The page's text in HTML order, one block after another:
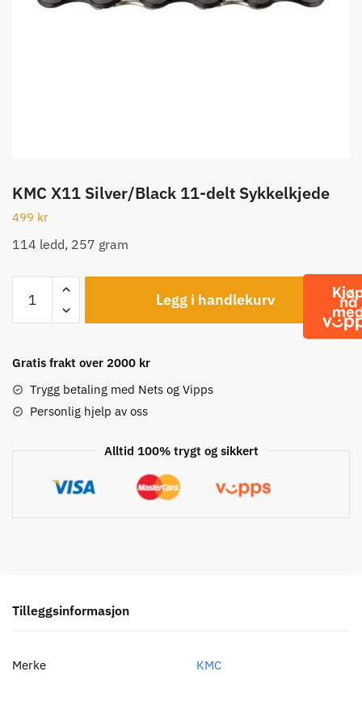
KMC X11 Silver/Black 11-delt Sykkelkjede
499 kr
114 ledd, 257 gram
X11
Silver/Black
delt
Sykkelkjede
Legg i handlekurv
Gratis frakt over 2000 kr
Trygg betaling med Nets og Vipps
Personlig hjelp av oss
Alltid 100% trygt og sikkert
Tilleggsinformasjon
Merke KMC